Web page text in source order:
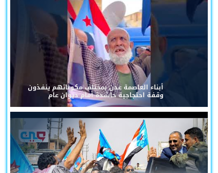
أبناء العاصمة عدن بمختلف مكوناتهم ينفذون
وقفة احتجاجية حاشدة أمام ديوان عام